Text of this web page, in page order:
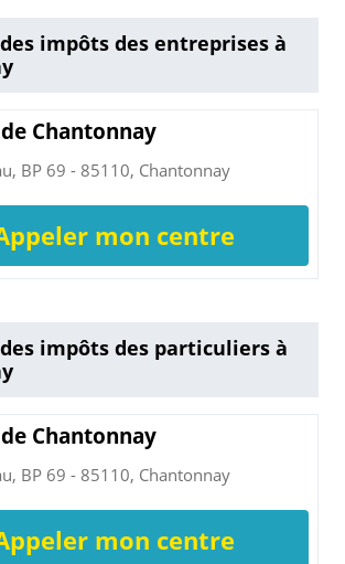
impôts des entreprises à
Chantonnay
BP 69 - 85110, Chantonnay
mon centre
impôts des particuliers à
Chantonnay
BP 69 - 85110, Chantonnay
mon centre